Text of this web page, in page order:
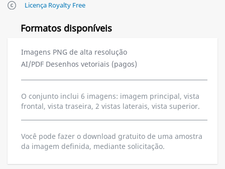
Licença Royalty Free
Formatos disponíveis
Imagens PNG de alta resolução
AI/PDF Desenhos vetoriais (pagos)
O conjunto inclui 6 imagens: imagem principal, vista
frontal, vista traseira, 2 vistas laterais, vista superior.
Você pode fazer o download gratuito de uma amostra
da imagem definida, mediante solicitação.